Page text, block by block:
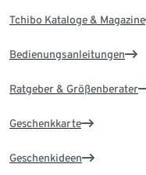
Tchibo Kataloge & Magazine
Bedienungsanleitungen
Ratgeber & Größenberater
Geschenkkarte
Geschenkideen